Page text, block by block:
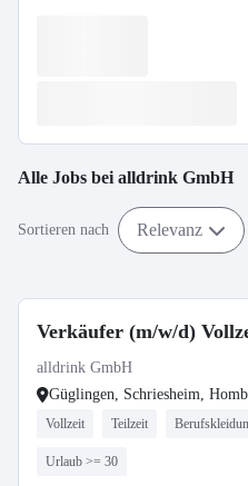
Alle Jobs bei alldrink GmbH
Sortieren nach Relevanz
Verkäufer (m/w/d)
alldrink GmbH
Güglingen, Schriesheim,
Vollzeit Teilzeit
Urlaub >= 30